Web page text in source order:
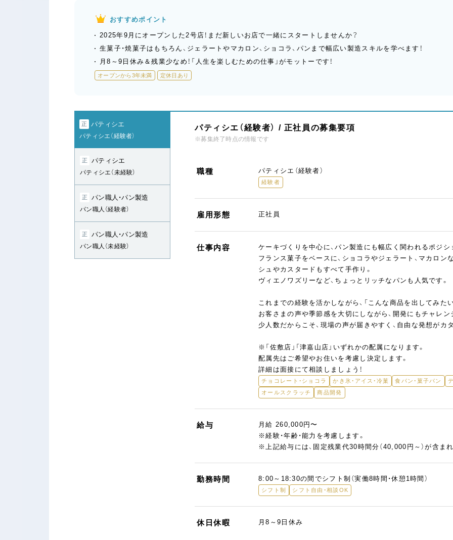
おすすめポイント
2025年9月にオープンした2号店！まだ新しいお店で一緒にスタートしませんか？
生菓子・焼菓子はもちろん、ジェラートやマカロン、ショコラ、パンまで幅広い製造スキルを学べます！
月8～9日休み＆残業少なめ！「人生を楽しむための仕事」がモットーです！
オープンから3年未満 定休日あり
正 パティシエ
パティシエ（経験者）
正 パティシエ
パティシエ（未経験）
正 パン職人・パン製造
パン職人（経験者）
正 パン職人・パン製造
パン職人（未経験）
パティシエ（経験者） / 正社員の募集要項
※募集終了時点の情報です
職種 パティシエ（経験者）
経験者
雇用形態 正社員
仕事内容
ケーキづくりを中心に、パン製造にも幅広く関われるポジシ
フランス菓子をベースに、ショコラやジェラート、マカロ
シュやカスタードもすべて手作り。
ヴィエノワズリーなど、ちょっとリッチなパンも人気です。
これまでの経験を活かしながら、「こんな商品を出してみた
お客さまの声や季節感を大切にしながら、開発にもチャレン
少人数だからこそ、現場の声が届きやすく、自由な発想が
※「佐敷店」「津嘉山店」いずれかの配属になります。
配属先はご希望やお住いを考慮し決定します。
詳細は面接にて相談しましょう！
チョコレート・ショコラ かき氷・アイス・冷菓 食パン・菓子パン
オールスクラッチ
商品開発
給与
月給 260,000円〜
※経験・年齢・能力を考慮します。
※上記給与には、固定残業代30時間分（40,000円～）が含ま
勤務時間 8:00～18:30の間でシフト制（実働8時間・休憩1時間）
シフト制 シフト自由・相談OK
休日休暇 月8～9日休み